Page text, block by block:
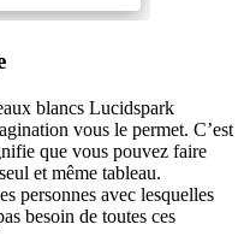
blancs Lucidspark
vous le permet. C’est
que vous pouvez faire
et même tableau.
personnes avec lesquelles
besoin de toutes ces